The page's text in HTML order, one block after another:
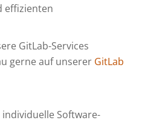
effizienten
GitLab-Services
gerne auf unserer GitLab
Software-